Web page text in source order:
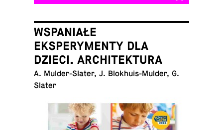
WSPANIAŁE
EKSPERYMENTY DLA
DZIECI. ARCHITEKTURA
A. Mul­der-Slater, J. Blokhuis-Mul­der, G.
Slater